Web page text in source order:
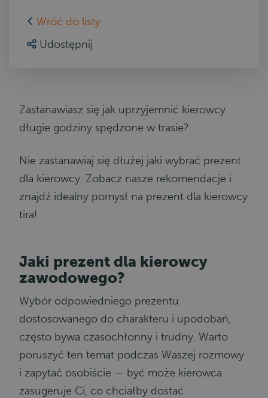
Wróć do listy
Udostępnij
Zastanawiasz się jak uprzyjemnić kierowcy
długie godziny spędzone w trasie?
Nie zastanawiaj się dłużej jaki wybrać prezent
dla kierowcy. Zobacz nasze rekomendacje i
znajdź idealny pomysł na prezent dla kierowcy
tira!
Jaki prezent dla kierowcy
zawodowego?
Wybór odpowiedniego prezentu
dostosowanego do charakteru i upodobań,
często bywa czasochłonny i trudny. Warto
poruszyć ten temat podczas Waszej rozmowy
i zapytać osobiście — być może kierowca
zasugeruje Ci, co chciałby dostać.